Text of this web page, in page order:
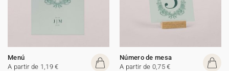
Menú
A partir de 1,19 €
Número de mesa
A partir de 0,75 €